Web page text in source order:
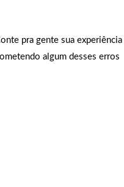
pra gente sua experiência
algum desses erros